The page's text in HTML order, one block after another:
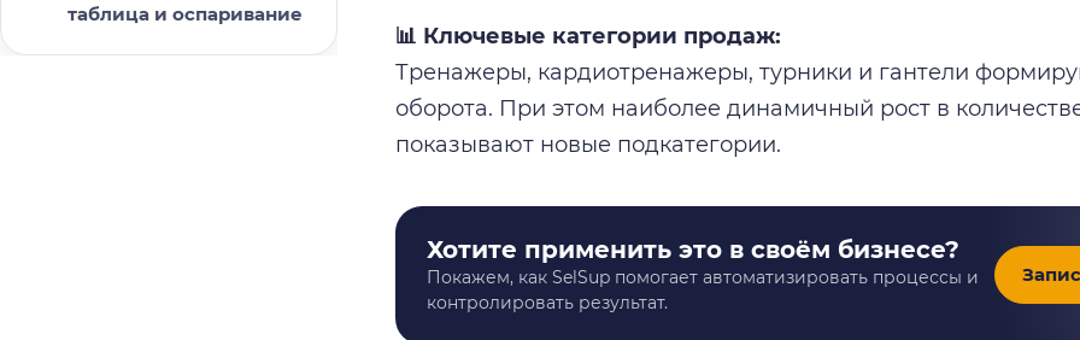
таблица и оспаривание
📊 Ключевые категории продаж:
Тренажеры, кардиотренажеры, турники и гантели
оборота. При этом наиболее динамичный рост в
показывают новые подкатегории.
Хотите применить это в своём бизнесе?
Покажем, как SelSup помогает автоматизировать процессы и
контролировать результат.